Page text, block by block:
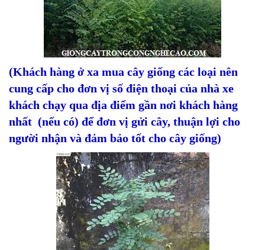
(Khách hàng ở xa mua cây giống các loại nên
cung cấp cho đơn vị số điện thoại của nhà xe
khách chạy qua địa điểm gần nơi khách hàng
nhất (nếu có) để đơn vị gửi cây, thuận lợi cho
người nhận và đảm bảo tốt cho cây giống)